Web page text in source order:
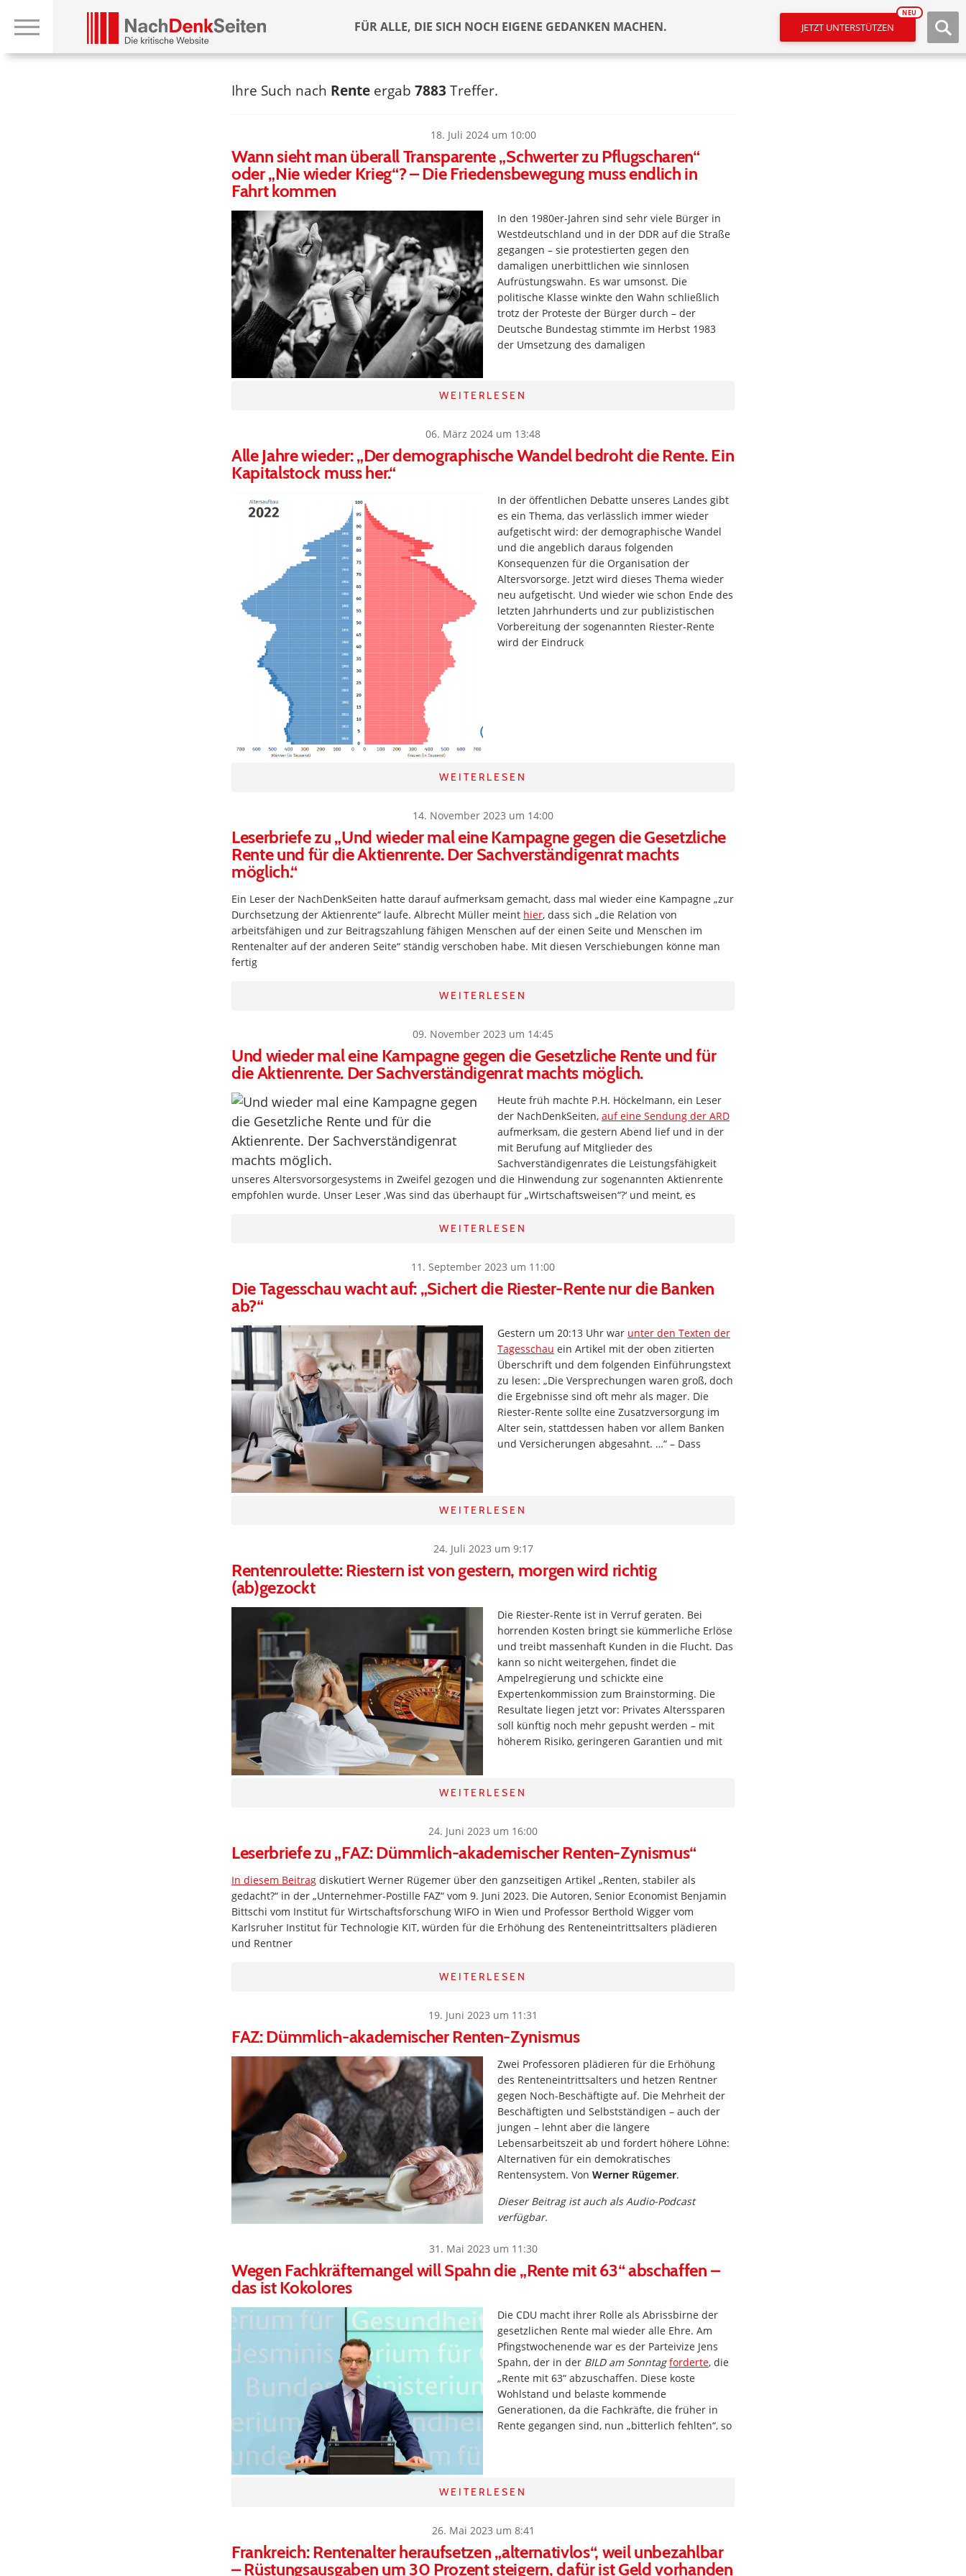
FÜR ALLE, DIE SICH NOCH EIGENE GEDANKEN MACHEN. JETZT UNTERSTÜTZEN
NEU
Ihre Such nach Rente ergab 7883 Treffer.
18. Juli 2024 um 10:00
Wann sieht man überall Transparente „Schwerter zu Pflugscharen“
oder „Nie wieder Krieg“? – Die Friedensbewegung muss endlich in
Fahrt kommen
In den 1980er-Jahren sind sehr viele Bürger in
Westdeutschland und in der DDR auf die Straße
gegangen – sie protestierten gegen den
damaligen unerbittlichen wie sinnlosen
Aufrüstungswahn. Es war umsonst. Die
politische Klasse winkte den Wahn schließlich
trotz der Proteste der Bürger durch – der
Deutsche Bundestag stimmte im Herbst 1983
der Umsetzung des damaligen
WEITERLESEN
06. März 2024 um 13:48
Alle Jahre wieder: „Der demographische Wandel bedroht die Rente. Ein
Kapitalstock muss her.“
In der öffentlichen Debatte unseres Landes gibt
es ein Thema, das verlässlich immer wieder
aufgetischt wird: der demographische Wandel
und die angeblich daraus folgenden
Konsequenzen für die Organisation der
Altersvorsorge. Jetzt wird dieses Thema wieder
neu aufgetischt. Und wieder wie schon Ende des
letzten Jahrhunderts und zur publizistischen
Vorbereitung der sogenannten Riester-Rente
wird der Eindruck
WEITERLESEN
14. November 2023 um 14:00
Leserbriefe zu „Und wieder mal eine Kampagne gegen die Gesetzliche
Rente und für die Aktienrente. Der Sachverständigenrat machts
möglich.“
Ein Leser der NachDenkSeiten hatte darauf aufmerksam gemacht, dass mal wieder eine Kampagne „zur
Durchsetzung der Aktienrente“ laufe. Albrecht Müller meint hier, dass sich „die Relation von
arbeitsfähigen und zur Beitragszahlung fähigen Menschen auf der einen Seite und Menschen im
Rentenalter auf der anderen Seite“ ständig verschoben habe. Mit diesen Verschiebungen könne man
fertig
WEITERLESEN
09. November 2023 um 14:45
Und wieder mal eine Kampagne gegen die Gesetzliche Rente und für
die Aktienrente. Der Sachverständigenrat machts möglich.
Heute früh machte P.H. Höckelmann, ein Leser
der NachDenkSeiten, auf eine Sendung der ARD
aufmerksam, die gestern Abend lief und in der
mit Berufung auf Mitglieder des
Sachverständigenrates die Leistungsfähigkeit
unseres Altersvorsorgesystems in Zweifel gezogen und die Hinwendung zur sogenannten Aktienrente
empfohlen wurde. Unser Leser ‚Was sind das überhaupt für „Wirtschaftsweisen“?‘ und meint, es
WEITERLESEN
11. September 2023 um 11:00
Die Tagesschau wacht auf: „Sichert die Riester-Rente nur die Banken
ab?“
Gestern um 20:13 Uhr war unter den Texten der
Tagesschau ein Artikel mit der oben zitierten
Überschrift und dem folgenden Einführungstext
zu lesen: „Die Versprechungen waren groß, doch
die Ergebnisse sind oft mehr als mager. Die
Riester-Rente sollte eine Zusatzversorgung im
Alter sein, stattdessen haben vor allem Banken
und Versicherungen abgesahnt. …“ – Dass
WEITERLESEN
24. Juli 2023 um 9:17
Rentenroulette: Riestern ist von gestern, morgen wird richtig
(ab)gezockt
Die Riester-Rente ist in Verruf geraten. Bei
horrenden Kosten bringt sie kümmerliche Erlöse
und treibt massenhaft Kunden in die Flucht. Das
kann so nicht weitergehen, findet die
Ampelregierung und schickte eine
Expertenkommission zum Brainstorming. Die
Resultate liegen jetzt vor: Privates Alterssparen
soll künftig noch mehr gepusht werden – mit
höherem Risiko, geringeren Garantien und mit
WEITERLESEN
24. Juni 2023 um 16:00
Leserbriefe zu „FAZ: Dümmlich-akademischer Renten-Zynismus“
In diesem Beitrag diskutiert Werner Rügemer über den ganzseitigen Artikel „Renten, stabiler als
gedacht?“ in der „Unternehmer-Postille FAZ“ vom 9. Juni 2023. Die Autoren, Senior Economist Benjamin
Bittschi vom Institut für Wirtschaftsforschung WIFO in Wien und Professor Berthold Wigger vom
Karlsruher Institut für Technologie KIT, würden für die Erhöhung des Renteneintrittsalters plädieren
und Rentner
WEITERLESEN
19. Juni 2023 um 11:31
FAZ: Dümmlich-akademischer Renten-Zynismus
Zwei Professoren plädieren für die Erhöhung
des Renteneintrittsalters und hetzen Rentner
gegen Noch-Beschäftigte auf. Die Mehrheit der
Beschäftigten und Selbstständigen – auch der
jungen – lehnt aber die längere
Lebensarbeitszeit ab und fordert höhere Löhne:
Alternativen für ein demokratisches
Rentensystem. Von Werner Rügemer.
Dieser Beitrag ist auch als Audio-Podcast
verfügbar.
31. Mai 2023 um 11:30
Wegen Fachkräftemangel will Spahn die „Rente mit 63“ abschaffen –
das ist Kokolores
Die CDU macht ihrer Rolle als Abrissbirne der
gesetzlichen Rente mal wieder alle Ehre. Am
Pfingstwochenende war es der Parteivize Jens
Spahn, der in der BILD am Sonntag forderte, die
„Rente mit 63“ abzuschaffen. Diese koste
Wohlstand und belaste kommende
Generationen, da die Fachkräfte, die früher in
Rente gegangen sind, nun „bitterlich fehlten“, so
WEITERLESEN
26. Mai 2023 um 8:41
Frankreich: Rentenalter heraufsetzen „alternativlos“, weil unbezahlbar
– Rüstungsausgaben um 30 Prozent steigern, dafür ist Geld vorhanden